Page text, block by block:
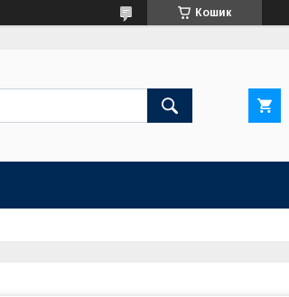
Кошик